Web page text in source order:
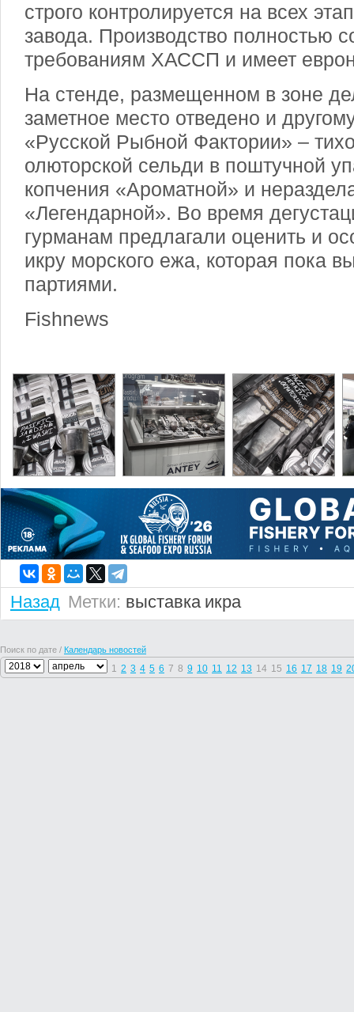
строго контролируется на всех
завода. Производство полностью
требованиям ХАССП и имеет
На стенде, размещенном в зоне
заметное место отведено и
«Русской Рыбной Фактории» –
олюторской сельди в поштучной
копчения «Ароматной» и
«Легендарной». Во время
гурманам предлагали оценить и
икру морского ежа, которая пока
партиями.
Fishnews
Назад Метки: выставка икра
Поиск по дате / Календарь новостей
1 2 3 4 5 6 7 8 9 10 11 12 13 14 15 16 17 18 19